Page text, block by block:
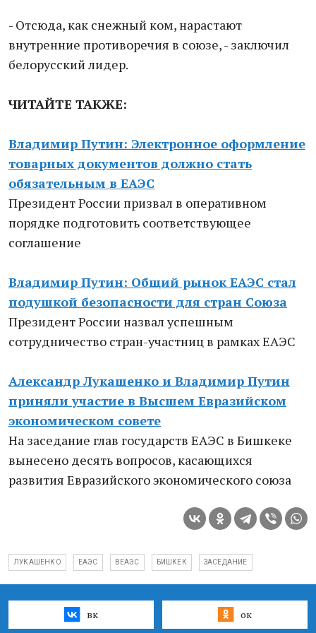
- Отсюда, как снежный ком, нарастают
внутренние противоречия в союзе, - заключил
белорусский лидер.
ЧИТАЙТЕ ТАКЖЕ:
Владимир Путин: Электронное оформление
товарных документов должно стать
обязательным в ЕАЭС
Президент России призвал в оперативном
порядке подготовить соответствующее
соглашение
Владимир Путин: Общий рынок ЕАЭС стал
подушкой безопасности для стран Союза
Президент России назвал успешным
сотрудничество стран-участниц в рамках ЕАЭС
Александр Лукашенко и Владимир Путин
приняли участие в Высшем Евразийском
экономическом совете
На заседание глав государств ЕАЭС в Бишкеке
вынесено десять вопросов, касающихся
развития Евразийского экономического союза
ЛУКАШЕНКО ЕАЭС ВЕАЭС БИШКЕК ЗАСЕДАНИЕ
вк ок